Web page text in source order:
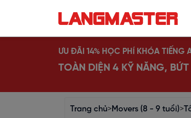
ƯU ĐÃI 14% HỌC PHÍ KHÓA TIẾNG
TOÀN DIỆN 4 KỸ NĂNG,
Trang chủ>Movers (8 - 9 tuổi)>